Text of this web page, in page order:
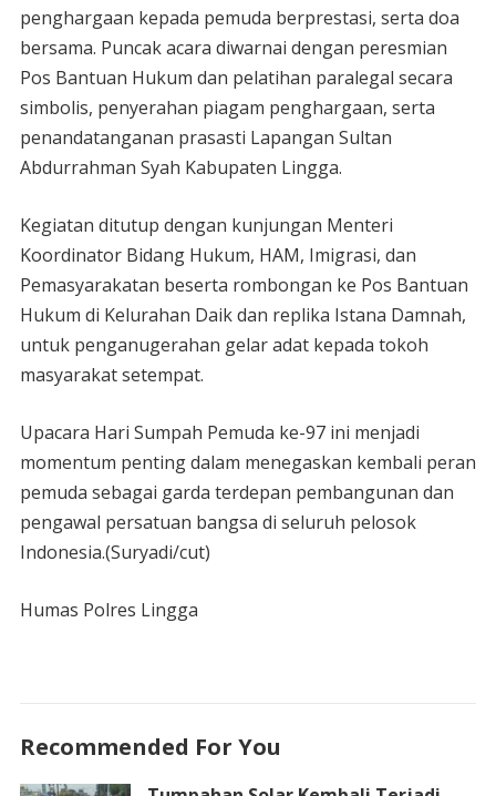
penghargaan kepada pemuda berprestasi, serta doa
bersama. Puncak acara diwarnai dengan peresmian
Pos Bantuan Hukum dan pelatihan paralegal secara
simbolis, penyerahan piagam penghargaan, serta
penandatanganan prasasti Lapangan Sultan
Abdurrahman Syah Kabupaten Lingga.
Kegiatan ditutup dengan kunjungan Menteri
Koordinator Bidang Hukum, HAM, Imigrasi, dan
Pemasyarakatan beserta rombongan ke Pos Bantuan
Hukum di Kelurahan Daik dan replika Istana Damnah,
untuk penganugerahan gelar adat kepada tokoh
masyarakat setempat.
Upacara Hari Sumpah Pemuda ke-97 ini menjadi
momentum penting dalam menegaskan kembali peran
pemuda sebagai garda terdepan pembangunan dan
pengawal persatuan bangsa di seluruh pelosok
Indonesia.(Suryadi/cut)
Humas Polres Lingga
Recommended For You